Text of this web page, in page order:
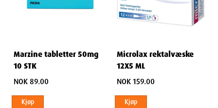
Marzine tabletter 50mg
10 STK
NOK 89.00
Kjøp
Microlax rektalvæske
12X5 ML
NOK 159.00
Kjøp